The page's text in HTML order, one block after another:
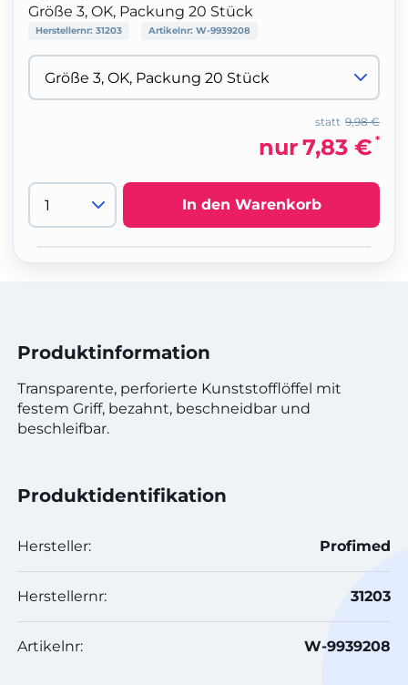
Größe 3, OK, Packung 20 Stück
Herstellernr: 31203 Artikelnr: W-9939208
9,98 €
statt
nur7,83 € *
In den Warenkorb
Produktinformation
Transparente, perforierte Kunststofflöffel mit
festem Griff, bezahnt, beschneidbar und
beschleifbar.
Produktidentifikation
Hersteller: Profimed
Herstellernr: 31203
Artikelnr: W-9939208